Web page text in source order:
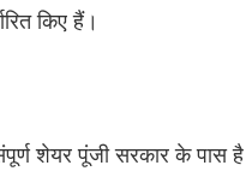
किए हैं।
शेयर पूंजी सरकार के पास